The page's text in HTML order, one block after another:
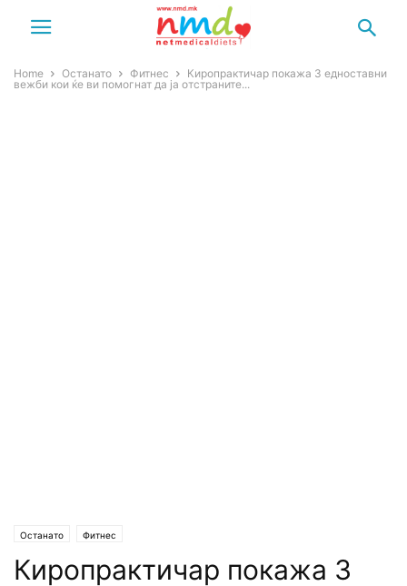
Home Останато Фитнес
Киропрактичар покажа 3 едноставни
вежби кои ќе ви помогнат да ја отстраните...
Останато Фитнес
Киропрактичар покажа 3